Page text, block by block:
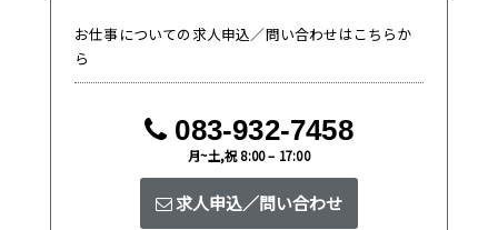
お仕事についての求人申込／問い合わせはこちらか
ら
083-932-7458
月~土,祝 8:00 – 17:00
求人申込／問い合わせ